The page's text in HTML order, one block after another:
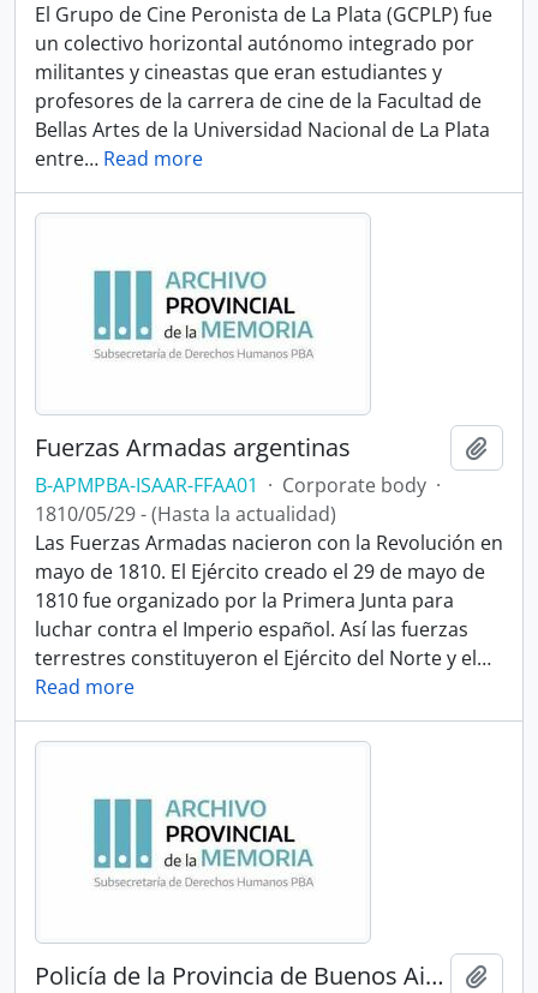
El Grupo de Cine Peronista de La Plata (GCPLP) fue
un colectivo horizontal autónomo integrado por
militantes y cineastas que eran estudiantes y
profesores de la carrera de cine de la Facultad de
Bellas Artes de la Universidad Nacional de La Plata
entre… Read more
Fuerzas Armadas argentinas
B-APMPBA-ISAAR-FFAA01 · Corporate body ·
1810/05/29 - (Hasta la actualidad)
Las Fuerzas Armadas nacieron con la Revolución en
mayo de 1810. El Ejército creado el 29 de mayo de
1810 fue organizado por la Primera Junta para
luchar contra el Imperio español. Así las fuerzas
terrestres constituyeron el Ejército del Norte y el…
Read more
Policía de la Provincia de Buenos Aires